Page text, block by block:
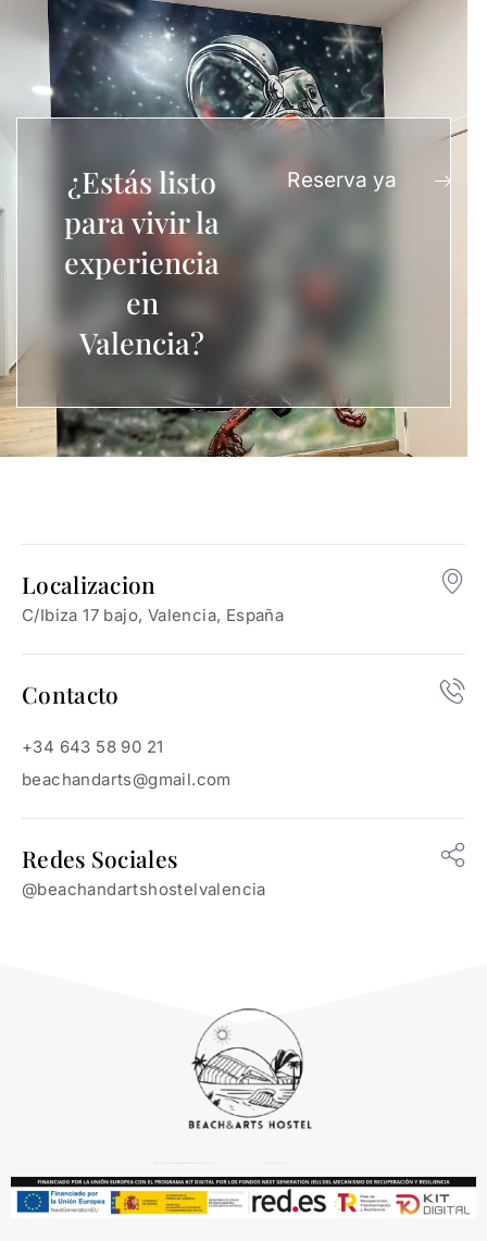
¿Estás listo
para vivir la
experiencia
en
Valencia?
Reserva ya
Localizacion
C/Ibiza 17 bajo, Valencia, España
Contacto
+34 643 58 90 21
beachandarts@gmail.com
Redes Sociales
@beachandartshostelvalencia